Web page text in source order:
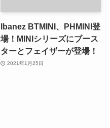
Ibanez BTMINI、PHMINI登
場！MINIシリーズにブース
ターとフェイザーが登場！
2021年1月25日